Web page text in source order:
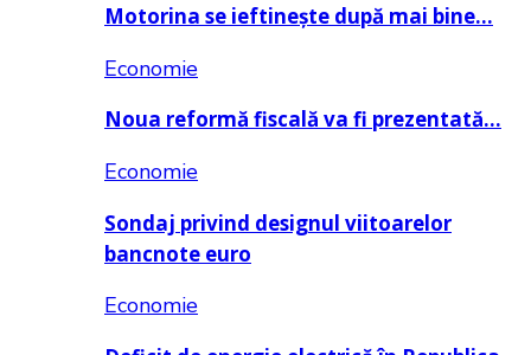
Motorina se ieftinește după mai bine…
Economie
Noua reformă fiscală va fi prezentată…
Economie
Sondaj privind designul viitoarelor
bancnote euro
Economie